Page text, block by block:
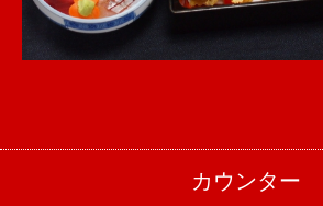
カウンター